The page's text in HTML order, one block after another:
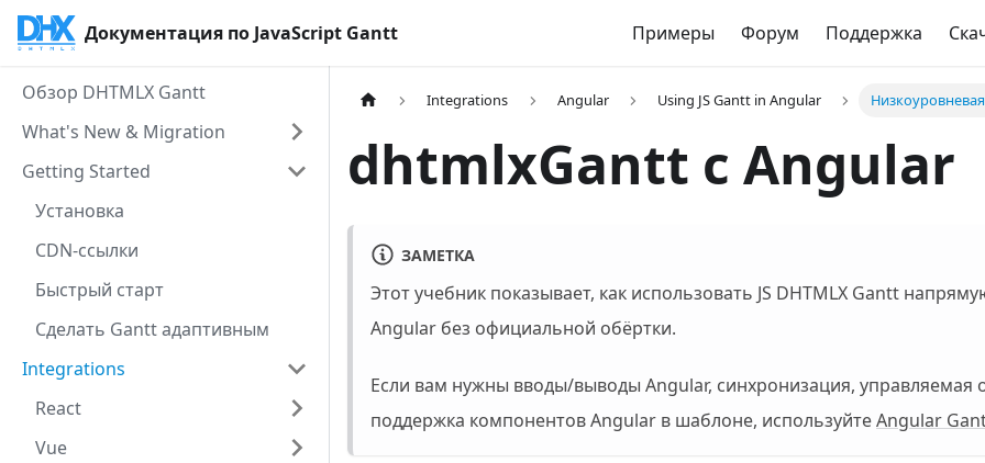
Документация по JavaScript Gantt Примеры Форум Поддержка
Обзор DHTMLX Gantt
What's New & Migration
Getting Started
Установка
CDN-ссылки
Быстрый старт
Сделать Gantt адаптивным
Integrations
React
Vue
Integrations Angular Using JS Gantt in Angular
dhtmlxGantt с Angular
ЗАМЕТКА
Этот учебник показывает, как использовать JS DHTMLX Gantt
Angular без официальной обёртки.
Если вам нужны вводы/выводы Angular, синхронизация, управляемая
поддержка компонентов Angular в шаблоне, используйтеAngular